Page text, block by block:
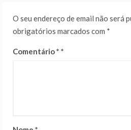
O seu endereço de email não será
obrigatórios marcados com *
Comentário*